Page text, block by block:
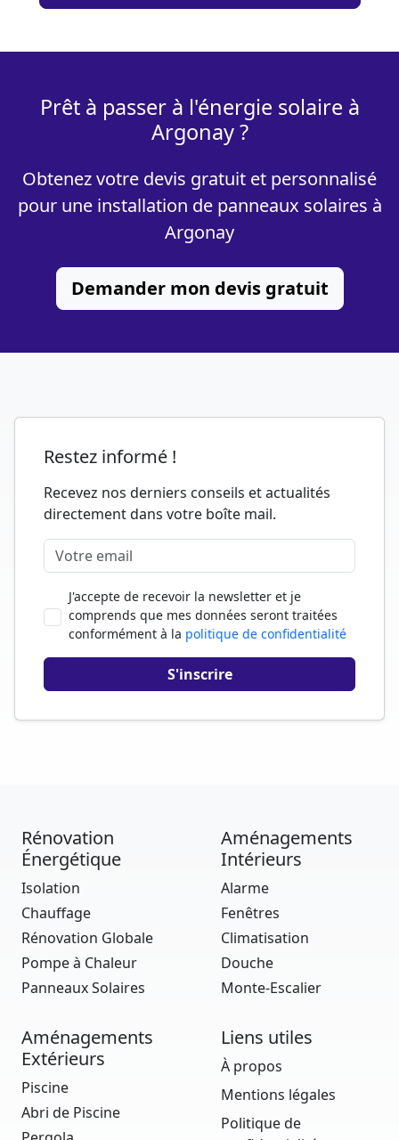
Prêt à passer à l'énergie solaire à
Argonay ?
Obtenez votre devis gratuit et personnalisé
pour une installation de panneaux solaires à
Argonay
Demander mon devis gratuit
Restez informé !
Recevez nos derniers conseils et actualités
directement dans votre boîte mail.
J'accepte de recevoir la newsletter et je
comprends que mes données seront traitées
conformément à la politique de confidentialité
Rénovation
Énergétique
Isolation
Chauffage
Rénovation Globale
Pompe à Chaleur
Panneaux Solaires
Aménagements
Intérieurs
Alarme
Fenêtres
Climatisation
Douche
Monte-Escalier
Aménagements
Extérieurs
Piscine
Abri de Piscine
Liens utiles
À propos
Mentions légales
Politique de